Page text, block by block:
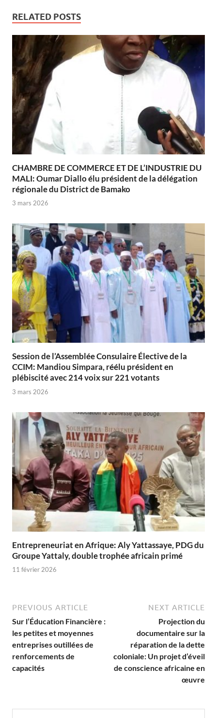
RELATED POSTS
CHAMBRE DE COMMERCE ET DE L’INDUSTRIE DU
MALI: Oumar Diallo élu président de la délégation
régionale du District de Bamako
3 mars 2026
Session de l’Assemblée Consulaire Élective de la
CCIM: Mandiou Simpara, réélu président en
plébiscité avec 214 voix sur 221 votants
3 mars 2026
Entrepreneuriat en Afrique: Aly Yattassaye, PDG du
Groupe Yattaly, double trophée africain primé
11 février 2026
PREVIOUS ARTICLE
Sur l’Éducation Financière :
les petites et moyennes
entreprises outillées de
renforcements de
capacités
NEXT ARTICLE
Projection du
documentaire sur la
réparation de la dette
coloniale: Un projet d’éveil
de conscience africaine en
œuvre‎